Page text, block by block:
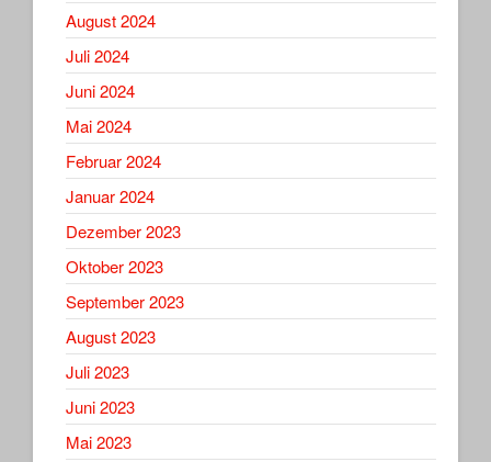
August 2024
Juli 2024
Juni 2024
Mai 2024
Februar 2024
Januar 2024
Dezember 2023
Oktober 2023
September 2023
August 2023
Juli 2023
Juni 2023
Mai 2023